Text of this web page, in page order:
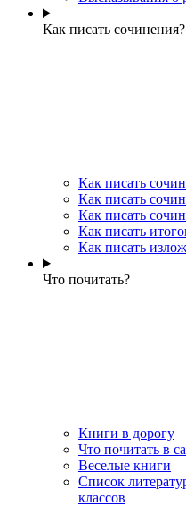
Как писать сочинения?
Как писать
Как писать
Как писать
Как писать
Как писать
Что почитать?
Книги в дорогу
Что почитать в
Веселые книги
Cписок
классов